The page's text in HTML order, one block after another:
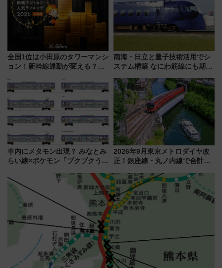
を解説
全国1位は小田原のタワーマンシ
ョン！新幹線通勤が変える？
【新築マンション人気ランキン
グ】
南海・日立と量子技術活用でシ
ステム構築 なにわ筋線にも期待
車内にメタモン出現？ みなとみ
らい線×ポケモン「ブクブクうみ
行開始に！ この夏は直通列車で
横浜へ！
2026年9月東京メトロダイヤ改
正！銀座線・丸ノ内線で合計
待